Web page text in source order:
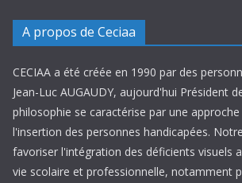
A propos de Ceciaa
CECIAA a été créée en 1990 par des
Jean-Luc AUGAUDY, aujourd'hui Président
philosophie se caractérise par une
l'insertion des personnes handicapées.
favoriser l'intégration des déficients visuels
vie scolaire et professionnelle, notamment